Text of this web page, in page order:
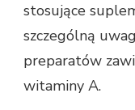
stosujące
szczególną
preparatów
witaminy A.